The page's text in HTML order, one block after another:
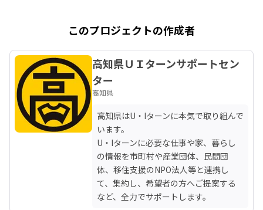
このプロジェクトの作成者
高知県ＵＩターンサポートセン
ター
高知県
高知県はU・Iターンに本気で取り組んで
います。
U・Iターンに必要な仕事や家、暮らし
の情報を市町村や産業団体、民間団
体、移住支援のNPO法人等と連携し
て、集約し、希望者の方へご提案する
など、全力でサポートします。